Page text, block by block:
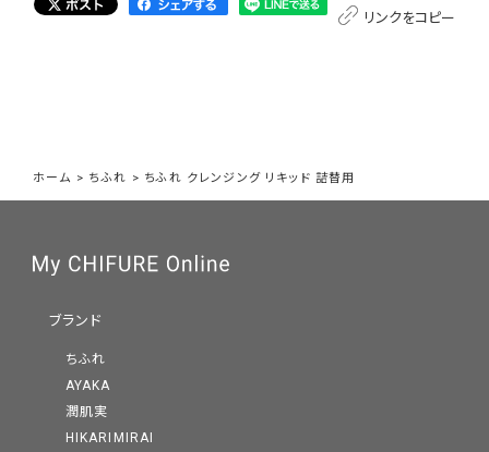
リンクをコピー
ホーム > ちふれ > ちふれ クレンジング リキッド 詰替用
ブランド
ちふれ
AYAKA
潤肌実
HIKARIMIRAI